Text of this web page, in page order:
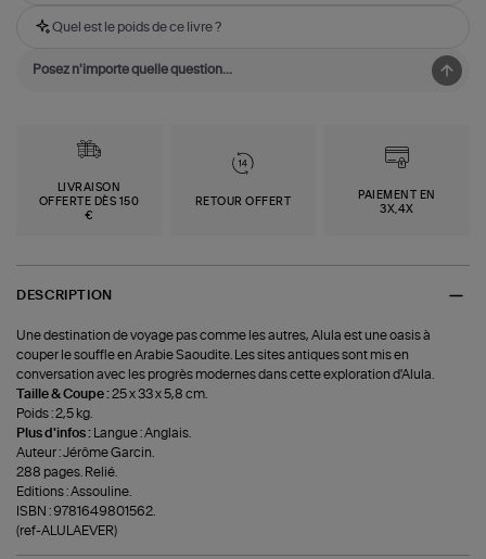
Quel est le poids de ce livre ?
LIVRAISON
OFFERTE DÈS 150
€
RETOUR OFFERT
PAIEMENT EN
3X,4X
DESCRIPTION
Une destination de voyage pas comme les autres, Alula est une oasis à
couper le souffle en Arabie Saoudite. Les sites antiques sont mis en
conversation avec les progrès modernes dans cette exploration d'Alula.
Taille & Coupe :25 x 33 x 5,8 cm.
Poids : 2,5 kg.
Plus d'infos :
Langue : Anglais.
Auteur : Jérôme Garcin.
288 pages. Relié.
Editions : Assouline.
ISBN : 9781649801562.
(ref-ALULAEVER)